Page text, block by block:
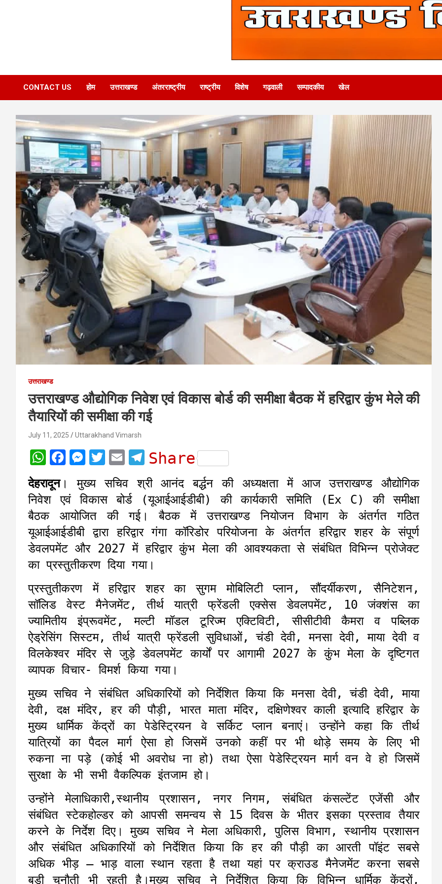
CONTACT US होम उत्तराखण्ड अंतरराष्ट्रीय राष्ट्रीय विशेष गढ़वाली सम्पादकीय खेल
उत्तराखण्ड
उत्तराखण्ड औद्योगिक निवेश एवं विकास बोर्ड की समीक्षा बैठक में हरिद्वार कुंभ मेले की
तैयारियों की समीक्षा की गई
July 11, 2025 Uttarakhand Vimarsh
W
a
t
s
A
p
p
F
c
e
b
o
o
k
M
s
s
e
n
g
e
r
T
w
i
t
t
e
r
E
a
i
l
T
e
l
e
g
r
a
m
Share
देहरादून। मुख्य सचिव श्री आनंद बर्द्धन की अध्यक्षता में आज उत्तराखण्ड औद्योगिक
निवेश एवं विकास बोर्ड (यूआईआईडीबी) की कार्यकारी समिति (Ex C) की समीक्षा
बैठक आयोजित की गई। बैठक में उत्तराखण्ड नियोजन विभाग के अंतर्गत गठित
यूआईआईडीबी द्वारा हरिद्वार गंगा कॉरिडोर परियोजना के अंतर्गत हरिद्वार शहर के संपूर्ण
डेवलपमेंट और 2027 में हरिद्वार कुंभ मेला की आवश्यकता से संबंधित विभिन्न प्रोजेक्ट
का प्रस्तुतीकरण दिया गया।
प्रस्तुतीकरण में हरिद्वार शहर का सुगम मोबिलिटी प्लान, सौंदर्यीकरण, सैनिटेशन,
सॉलिड वेस्ट मैनेजमेंट, तीर्थ यात्री फ्रेंडली एक्सेस डेवलपमेंट, 10 जंक्शंस का
ज्यामितीय इंप्रूवमेंट, मल्टी मॉडल टूरिज्म एक्टिविटी, सीसीटीवी कैमरा व पब्लिक
ऐड्रेसिंग सिस्टम, तीर्थ यात्री फ्रेंडली सुविधाओं, चंडी देवी, मनसा देवी, माया देवी व
विलकेश्वर मंदिर से जुड़े डेवलपमेंट कार्यों पर आगामी 2027 के कुंभ मेला के दृष्टिगत
व्यापक विचार- विमर्श किया गया।
मुख्य सचिव ने संबंधित अधिकारियों को निर्देशित किया कि मनसा देवी, चंडी देवी, माया
देवी, दक्ष मंदिर, हर की पौड़ी, भारत माता मंदिर, दक्षिणेश्वर काली इत्यादि हरिद्वार के
मुख्य धार्मिक केंद्रों का पेडेस्ट्रियन वे सर्किट प्लान बनाएं। उन्होंने कहा कि तीर्थ
यात्रियों का पैदल मार्ग ऐसा हो जिसमें उनको कहीं पर भी थोड़े समय के लिए भी
रुकना ना पड़े (कोई भी अवरोध ना हो) तथा ऐसा पेडेस्ट्रियन मार्ग वन वे हो जिसमें
सुरक्षा के भी सभी वैकल्पिक इंतजाम हो।
उन्होंने मेलाधिकारी,स्थानीय प्रशासन, नगर निगम, संबंधित कंसल्टेंट एजेंसी और
संबंधित स्टेकहोल्डर को आपसी समन्वय से 15 दिवस के भीतर इसका प्रस्ताव तैयार
करने के निर्देश दिए। मुख्य सचिव ने मेला अधिकारी, पुलिस विभाग, स्थानीय प्रशासन
और संबंधित अधिकारियों को निर्देशित किया कि हर की पौड़ी का आरती पॉइंट सबसे
अधिक भीड़ – भाड़ वाला स्थान रहता है तथा यहां पर क्राउड मैनेजमेंट करना सबसे
बड़ी चुनौती भी रहती है।मुख्य सचिव ने निर्देशित किया कि विभिन्न धार्मिक केंद्रों,